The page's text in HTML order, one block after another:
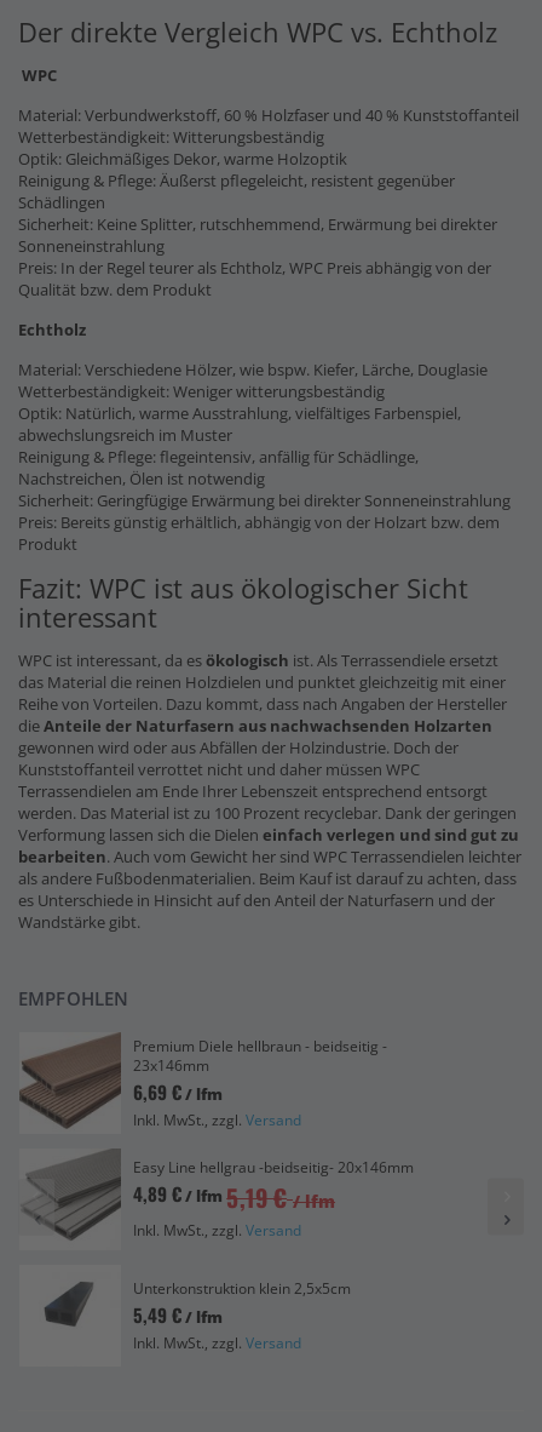
Der direkte Vergleich WPC vs. Echtholz
WPC
Material: Verbundwerkstoff, 60 % Holzfaser und 40 % Kunststoffanteil
Wetterbeständigkeit: Witterungsbeständig
Optik: Gleichmäßiges Dekor, warme Holzoptik
Reinigung & Pflege: Äußerst pflegeleicht, resistent gegenüber
Schädlingen
Sicherheit: Keine Splitter, rutschhemmend, Erwärmung bei direkter
Sonneneinstrahlung
Preis: In der Regel teurer als Echtholz, WPC Preis abhängig von der
Qualität bzw. dem Produkt
Echtholz
Material: Verschiedene Hölzer, wie bspw. Kiefer, Lärche, Douglasie
Wetterbeständigkeit: Weniger witterungsbeständig
Optik: Natürlich, warme Ausstrahlung, vielfältiges Farbenspiel,
abwechslungsreich im Muster
Reinigung & Pflege: flegeintensiv, anfällig für Schädlinge,
Nachstreichen, Ölen ist notwendig
Sicherheit: Geringfügige Erwärmung bei direkter Sonneneinstrahlung
Preis: Bereits günstig erhältlich, abhängig von der Holzart bzw. dem
Produkt
Fazit: WPC ist aus ökologischer Sicht
interessant
WPC ist interessant, da esökologisch ist. Als Terrassendiele ersetzt
das Material die reinen Holzdielen und punktet gleichzeitig mit einer
Reihe von Vorteilen. Dazu kommt, dass nach Angaben der Hersteller
dieAnteile der Naturfasern aus nachwachsenden Holzarten
gewonnen wird oder aus Abfällen der Holzindustrie. Doch der
Kunststoffanteil verrottet nicht und daher müssen WPC
Terrassendielen am Ende Ihrer Lebenszeit entsprechend entsorgt
werden. Das Material ist zu 100 Prozent recyclebar. Dank der geringen
Verformung lassen sich die Dielen einfach verlegen und sind gut zu
bearbeiten. Auch vom Gewicht her sind WPC Terrassendielen leichter
als andere Fußbodenmaterialien. Beim Kauf ist darauf zu achten, dass
es Unterschiede in Hinsicht auf den Anteil der Naturfasern und der
Wandstärke gibt.
EMPFOHLEN
Premium Diele hellbraun - beidseitig -
23x146mm
6,69 €/ lfm
Inkl. MwSt., zzgl. Versand
Easy Line hellgrau -beidseitig- 20x146mm
4,89 €/ lfm 5,19 € / lfm
Inkl. MwSt., zzgl. Versand
Unterkonstruktion klein 2,5x5cm
5,49 €/ lfm
Inkl. MwSt., zzgl. Versand